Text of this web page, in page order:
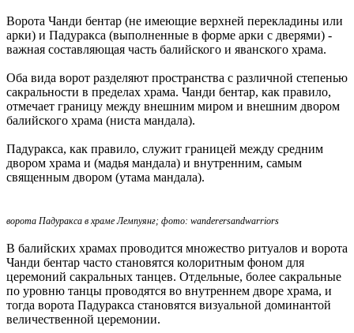
Ворота Чанди бентар (не имеющие верхней перекладины или
арки) и Падуракса (выполненные в форме арки с дверями) -
важная составляющая часть балийского и яванского храма.
Оба вида ворот разделяют пространства с различной степенью
сакральности в пределах храма. Чанди бентар, как правило,
отмечает границу между внешним миром и внешним двором
балийского храма (ниста мандала).
Падуракса, как правило, служит границей между средним
двором храма и (мадья мандала) и внутренним, самым
священным двором (утама мандала).
ворота Падуракса в храме Лемпуянг; фото: wanderersandwarriors
В балийских храмах проводится множество ритуалов и ворота
Чанди бентар часто становятся колоритным фоном для
церемоний сакральных танцев. Отдельные, более сакральные
по уровню танцы проводятся во внутреннем дворе храма, и
тогда ворота Падуракса становятся визуальной доминантой
величественной церемонии.